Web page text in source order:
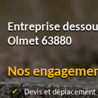
Entreprise
Olmet 63880
Nos
Devis et déplacement